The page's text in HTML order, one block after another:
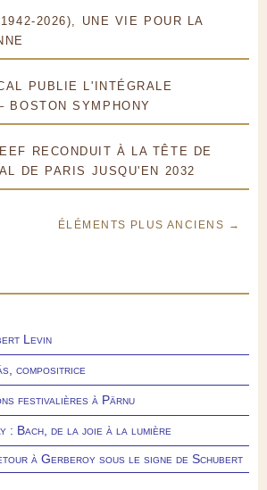
2026), UNE VIE POUR LA
PUBLIE L'INTÉGRALE
BOSTON SYMPHONY
RECONDUIT À LA TÊTE DE
DE PARIS JUSQU'EN 2032
ÉLÉMENTS PLUS ANCIENS →
Levin
compositrice
festivalières à Pärnu
: Bach, de la joie à la lumière
à Gerberoy sous le signe de Schubert